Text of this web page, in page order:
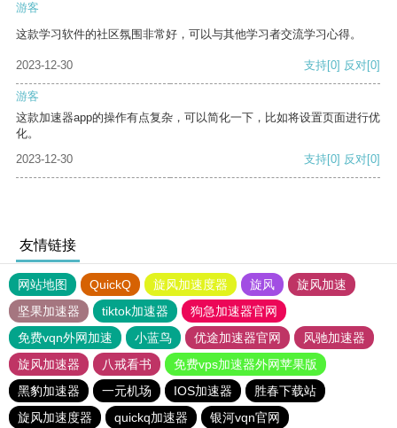
游客
这款学习软件的社区氛围非常好，可以与其他学习者交流学习心得。
2023-12-30 支持[0] 反对[0]
游客
这款加速器app的操作有点复杂，可以简化一下，比如将设置页面进行优
化。
2023-12-30
支持[0] 反对[0]
友情链接
网站地图 QuickQ 旋风加速度器 旋风
旋风加速
坚果加速器
tiktok加速器
狗急加速器官网
免费vqn外网加速
小蓝鸟 优途加速器官网
风驰加速器
旋风加速器
八戒看书
免费vps加速器外网苹果版
黑豹加速器
一元机场 IOS加速器
胜春下载站
旋风加速度器
quickq加速器 银河vqn官网